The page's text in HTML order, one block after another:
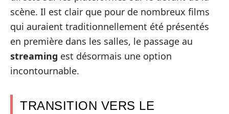
scène. Il est clair que pour de nombreux films
qui auraient traditionnellement été présentés
en première dans les salles, le passage au
streaming est désormais une option
incontournable.
TRANSITION VERS LE